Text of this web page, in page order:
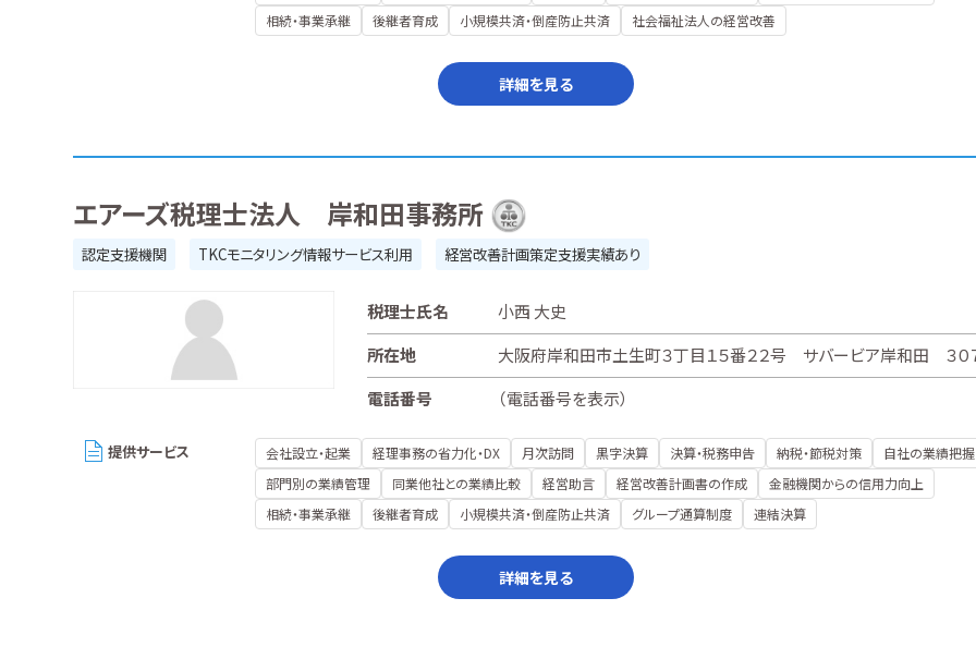
相続・事業承継
後継者育成 小規模共済・倒産防止共済 社会福祉法人の経営改善
詳細を見る
エアーズ税理士法人 岸和田事務所
認定支援機関 TKCモニタリング情報サービス利用 経営改善計画策定支援実績あり
税理士氏名
小西 大史
所在地
大阪府岸和田市土生町３丁目１５番２２号 サバービア岸和田 ３０
電話番号
（電話番号を表示）
提供サービス 会社設立・起業 経理事務の省力化・DX 月次訪問 黒字決算 決算・税務申告 納税・節税対策
自社の業績把握
部門別の業績管理
同業他社との業績比較 経営助言 経営改善計画書の作成
金融機関からの信用力向上
相続・事業承継
後継者育成 小規模共済・倒産防止共済 グループ通算制度 連結決算
詳細を見る